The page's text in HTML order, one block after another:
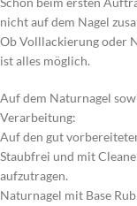
nicht auf dem Nagel
Ob Volllackierung oder
ist alles möglich.
Auf dem Naturnagel
Verarbeitung:
Auf den gut
Staubfrei und mit
aufzutragen.
Naturnagel mit Base